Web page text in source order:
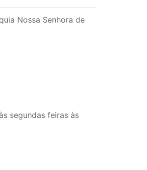
Nossa Senhora de
segundas feiras às